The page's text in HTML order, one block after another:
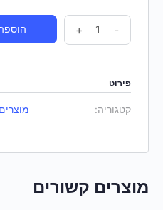
-
+
פירוט
קטגוריה:
מוצרים קשורים